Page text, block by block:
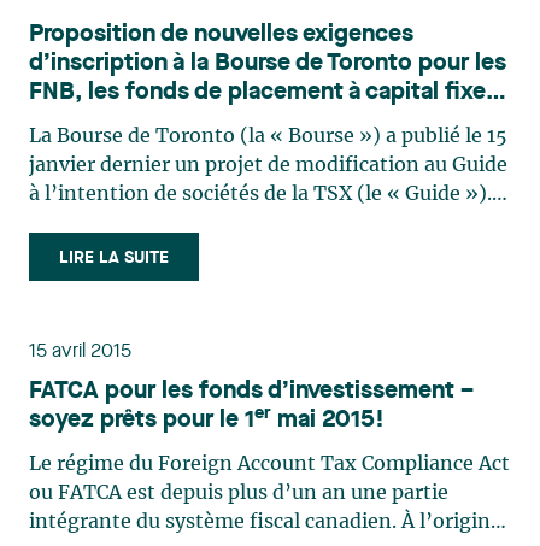
Proposition de nouvelles exigences
d’inscription à la Bourse de Toronto pour les
FNB, les fonds de placement à capital fixe
et les produits structurés : codification des
pratiques
La Bourse de Toronto (la « Bourse ») a publié le 15
janvier dernier un projet de modification au Guide
à l’intention de sociétés de la TSX (le « Guide »).
ajoutée au Guide (la Partie XI) afin d’établir les
exigences minimales d’inscription à (…)
LIRE LA SUITE
15 avril 2015
FATCA pour les fonds d’investissement –
soyez prêts pour le 1er mai 2015!
Le régime du Foreign Account Tax Compliance Act
ou FATCA est depuis plus d’un an une partie
intégrante du système fiscal canadien. À l’origine,